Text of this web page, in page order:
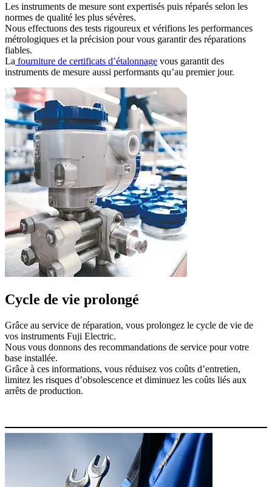
Les instruments de mesure sont expertisés puis réparés selon les
normes de qualité les plus sévères.
Nous effectuons des tests rigoureux et vérifions les performances
métrologiques et la précision pour vous garantir des réparations
fiables.
La fourniture de certificats d’étalonnage vous garantit des
instruments de mesure aussi performants qu’au premier jour.
Cycle de vie prolongé
Grâce au service de réparation, vous prolongez le cycle de vie de
vos instruments Fuji Electric.
Nous vous donnons des recommandations de service pour votre
base installée.
Grâce à ces informations, vous réduisez vos coûts d’entretien,
limitez les risques d’obsolescence et diminuez les coûts liés aux
arrêts de production.